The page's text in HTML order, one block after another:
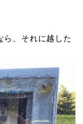
ら、それに越した